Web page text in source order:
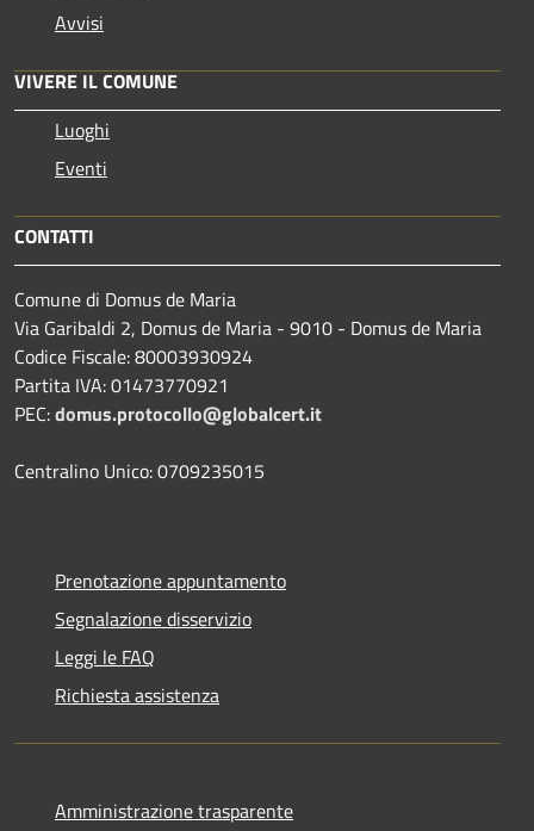
Avvisi
VIVERE IL COMUNE
Luoghi
Eventi
CONTATTI
Comune di Domus de Maria
Via Garibaldi 2, Domus de Maria - 9010 - Domus de Maria
Codice Fiscale: 80003930924
Partita IVA: 01473770921
PEC:domus.protocollo@globalcert.it
Centralino Unico: 0709235015
Prenotazione appuntamento
Segnalazione disservizio
Leggi le FAQ
Richiesta assistenza
Amministrazione trasparente